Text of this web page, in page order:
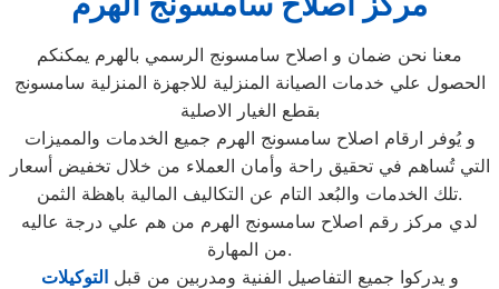
معنا نحن ضمان و اصلاح سامسونج الرسمي بالهرم يمكنكم
الحصول علي خدمات الصيانة المنزلية للاجهزة المنزلية سامسونج
بقطع الغيار الاصلية
و يُوفر ارقام اصلاح سامسونج الهرم جميع الخدمات والمميزات
التي تُساهم في تحقيق راحة وأمان العملاء من خلال تخفيض أسعار
تلك الخدمات والبُعد التام عن التكاليف المالية باهظة الثمن.
لدي مركز رقم اصلاح سامسونج الهرم من هم علي درجة عاليه
من المهارة.
و يدركوا جميع التفاصيل الفنية ومدربين من قبلالتوكيلات